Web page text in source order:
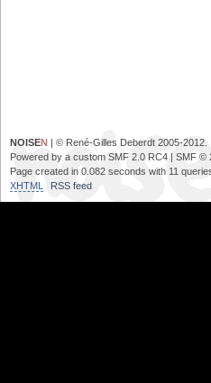
NOISEN | © René-Gilles Deberdt 2005-2012.
Powered by a custom SMF 2.0 RC4 | SMF ©
Page created in 0.082 seconds with 11
XHTML
RSS feed